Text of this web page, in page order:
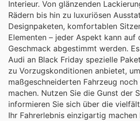
Interieur. Von glänzenden
Rädern bis hin zu luxuriösen
Designpaketen, komfortablen
Elementen – jeder Aspekt kann auf
Geschmack abgestimmt werden.
Audi an Black Friday spezielle
zu Vorzugskonditionen anbietet,
maßgeschneiderten Fahrzeug
machen. Nutzen Sie die Gunst der
informieren Sie sich über die
Ihr Fahrerlebnis einzigartig machen